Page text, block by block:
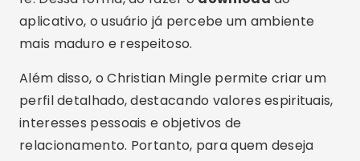
disponível para download na PlayStore
O Divino Amor é um aplicativo brasileiro voltado
exclusivamente para cristãos que buscam um
relacionamento sério. Assim, ele se destaca por